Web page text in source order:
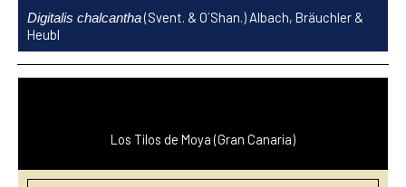
contenido
Digitalis chalcantha(Svent. & O´Shan.) Albach, Bräuchler &
Heubl
Los Tilos de Moya (Gran Canaria)